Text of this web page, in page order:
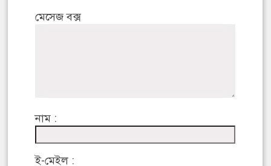
মেসেজ বক্স
নাম :
ই-মেইল :